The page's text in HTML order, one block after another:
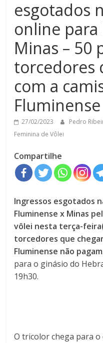
esgotados
online
Minas – 50
torcedores
com a
27/02/2023 Pedro
Feminina de Vôlei
Compartilhe
Ingressos esgotados
Fluminense x Minas
vôlei nesta terça-
torcedores que
Fluminense não
para o ginásio do
19h30.
O tricolor chega para